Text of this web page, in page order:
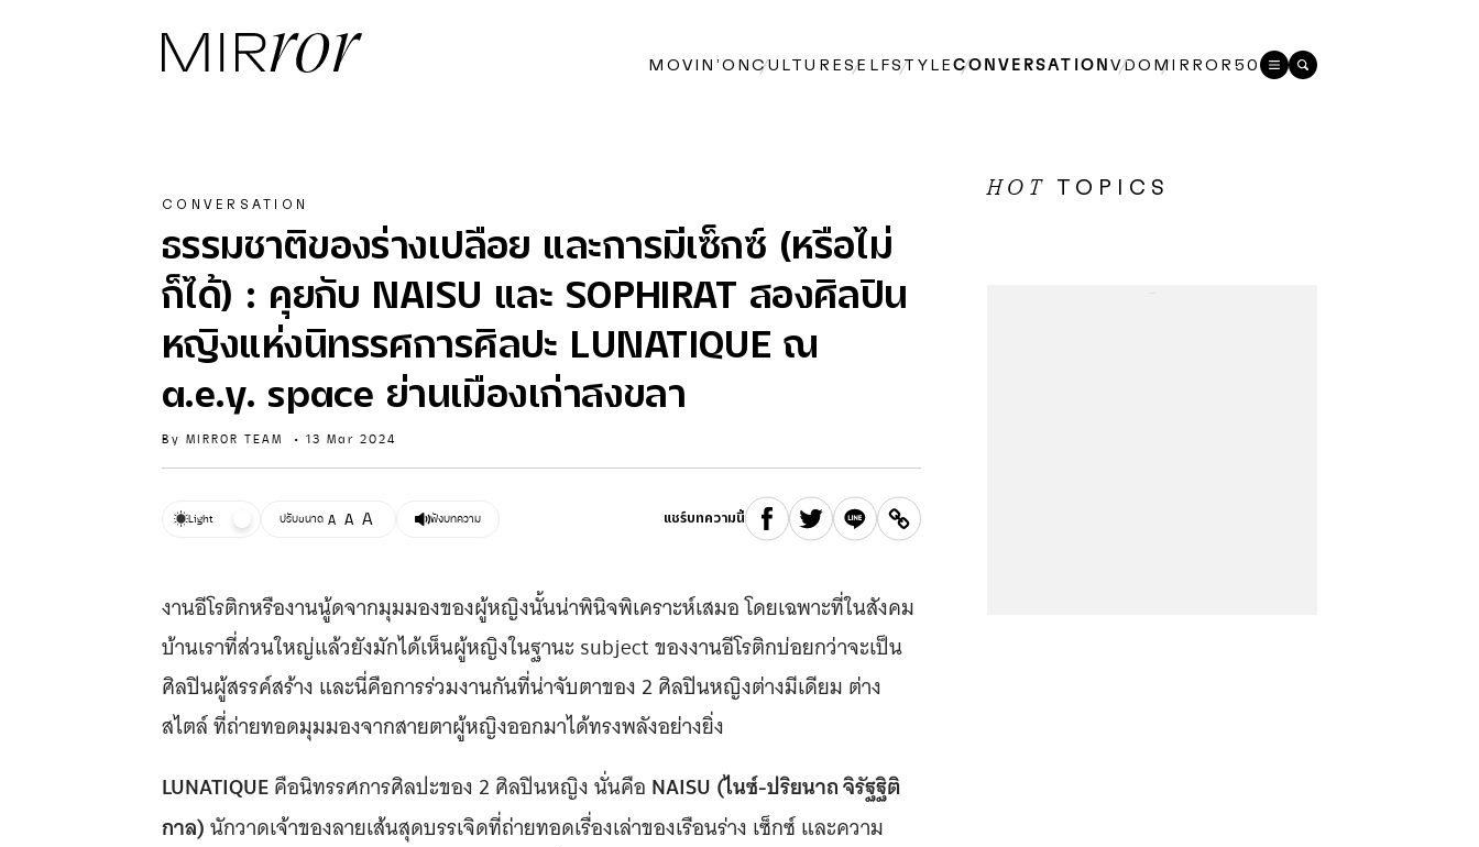
MOVIN’ONCULTURE SELFSTYLE VDO
CONVERSATION MIRROR50
CONVERSATION
ธรรมชาติของร่างเปลือย และการมีเซ็กซ์ (หรือไม่
ก็ได้) : คุยกับ NAISU และ SOPHIRAT สองศิลปิน
หญิงแห่งนิทรรศการศิลปะ LUNATIQUE ณ
a.e.y. space ย่านเมืองเก่าสงขลา
By MIRROR TEAM • 13 Mar 2024
Light ปรับขนาด A A A ฟังบทความ แชร์บทความนี้
งานอีโรติกหรืองานนู้ดจากมุมมองของผู้หญิงนั้นน่าพินิจพิเคราะห์เสมอ โดยเฉพาะที่ในสังคม
บ้านเราที่ส่วนใหญ่แล้วยังมักได้เห็นผู้หญิงในฐานะ subject ของงานอีโรติกบ่อยกว่าจะเป็น
ศิลปินผู้สรรค์สร้าง และนี่คือการร่วมงานกันที่น่าจับตาของ 2 ศิลปินหญิงต่างมีเดียม ต่าง
สไตล์ ที่ถ่ายทอดมุมมองจากสายตาผู้หญิงออกมาได้ทรงพลังอย่างยิ่ง
LUNATIQUEคือนิทรรศการศิลปะของ 2 ศิลปินหญิง นั่นคือ NAISU (ไนซ์-ปริยนาถ จิรัฐฐิติ
กาล)นักวาดเจ้าของลายเส้นสุดบรรเจิดที่ถ่ายทอดเรื่องเล่าของเรือนร่าง เซ็กซ์ และความ
HOT TOPICS